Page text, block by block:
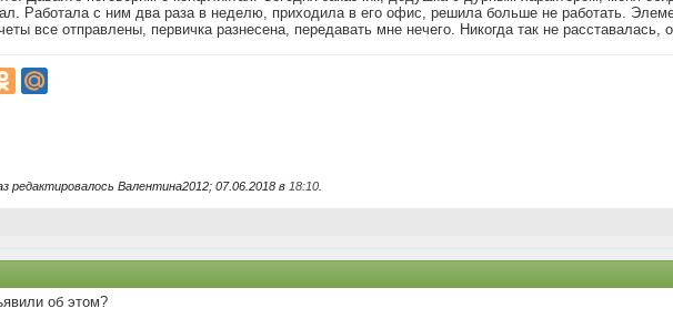
Работала с ним два раза в неделю, приходила в его офис, решила больше не работать.
все отправлены, первичка разнесена, передавать мне нечего. Никогда так не расставалась,
редактировалось Валентина2012; 07.06.2018 в 18:10
об этом?